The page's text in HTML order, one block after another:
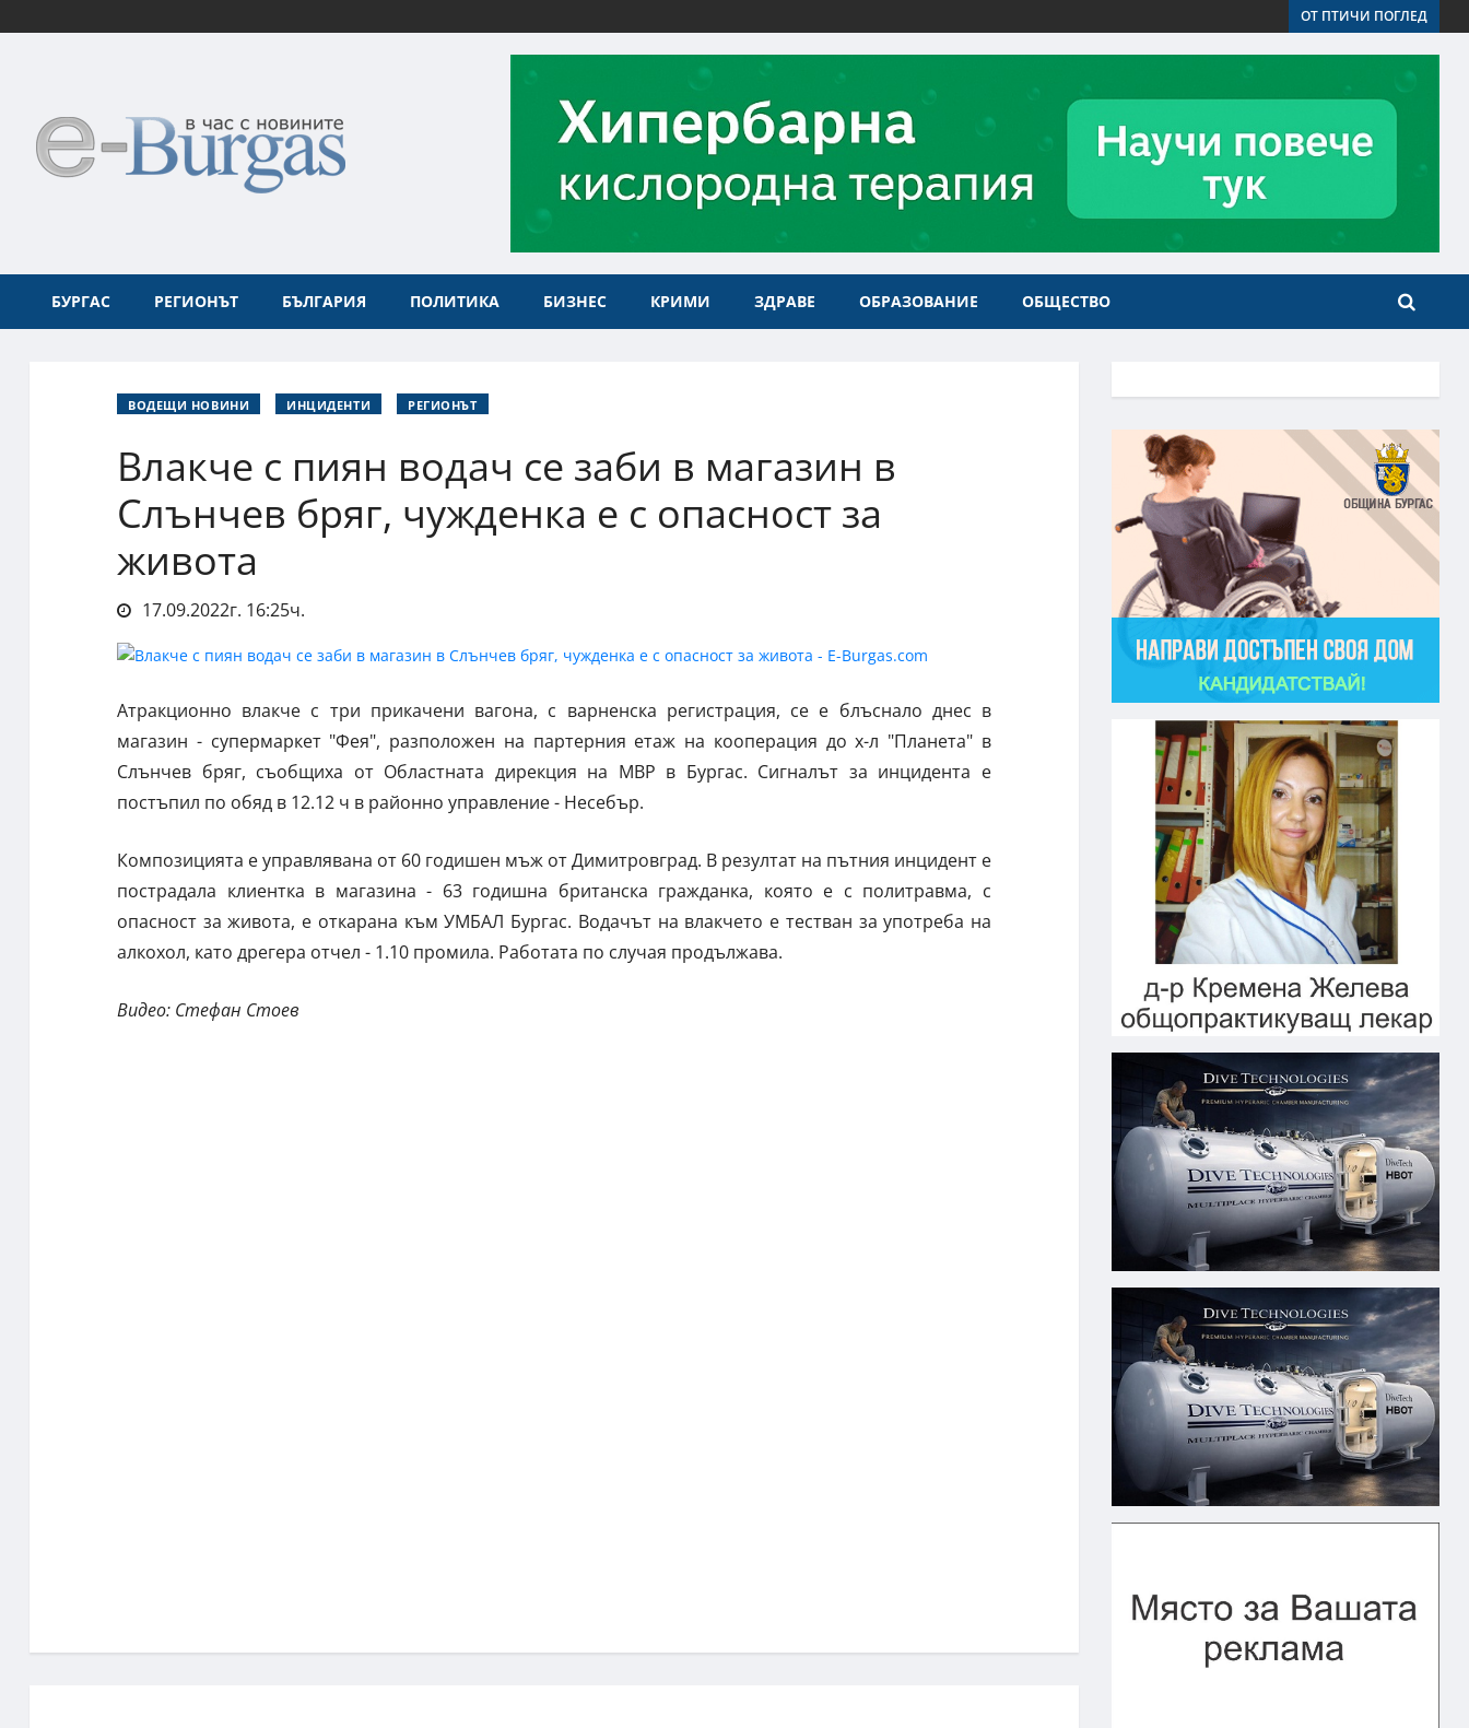
ОТ ПТИЧИ ПОГЛЕД
БУРГАС РЕГИОНЪТ БЪЛГАРИЯ ПОЛИТИКА БИЗНЕС КРИМИ ЗДРАВЕ ОБРАЗОВАНИЕ ОБЩЕСТВО
ВОДЕЩИ НОВИНИ ИНЦИДЕНТИ РЕГИОНЪТ
Влакче с пиян водач се заби в магазин в
Слънчев бряг, чужденка е с опасност за
живота
17.09.2022г. 16:25ч.
Атракционно влакче с три прикачени вагона, с варненска регистрация, се е блъснало днес в
магазин - супермаркет "Фея", разположен на партерния етаж на кооперация до х-л "Планета" в
Слънчев бряг, съобщиха от Областната дирекция на МВР в Бургас. Сигналът за инцидента е
постъпил по обяд в 12.12 ч в районно управление - Несебър.
Композицията е управлявана от 60 годишен мъж от Димитровград. В резултат на пътния инцидент е
пострадала клиентка в магазина - 63 годишна британска гражданка, която е с политравма, с
опасност за живота, е откарана към УМБАЛ Бургас. Водачът на влакчето е тестван за употреба на
алкохол, като дрегера отчел - 1.10 промила. Работата по случая продължава.
Видео: Стефан Стоев